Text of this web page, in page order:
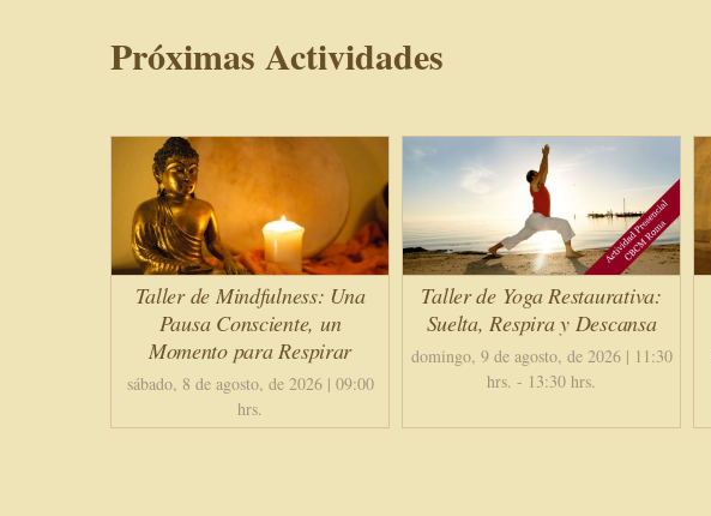
Próximas Actividades
Taller de Mindfulness: Una
Pausa Consciente, un
Momento para Respirar
sábado, 8 de agosto, de 2026 | 09:00
hrs.
Taller de Yoga Restaurativa:
Suelta, Respira y Descansa
domingo, 9 de agosto, de 2026 | 11:30
hrs. - 13:30 hrs.